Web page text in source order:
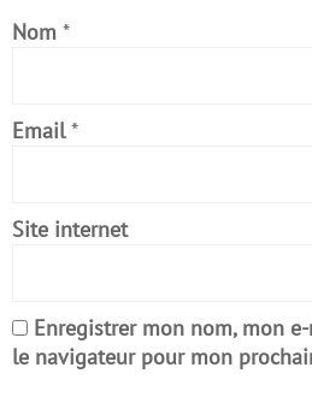
Nom *
Email *
Site internet
Enregistrer mon nom, mon
le navigateur pour mon